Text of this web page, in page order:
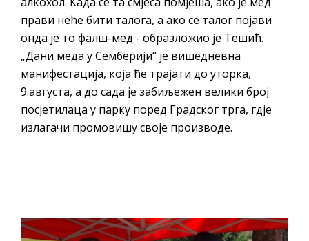
прави неће бити талога, а ако се талог појави
онда је то фалш-мед - образложио је Тешић.
„Дани меда у Семберији“ је вишедневна
манифестација, која ће трајати до уторка,
9.августа, а до сада је забиљежен велики број
посјетилаца у парку поред Градског трга, гдје
излагачи промовишу своје производе.